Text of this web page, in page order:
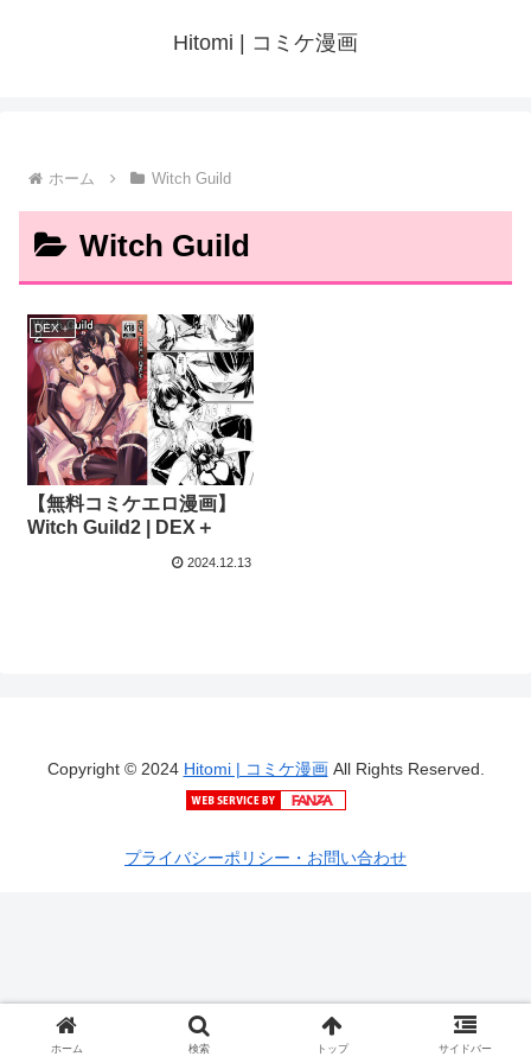
Hitomi | コミケ漫画
ホーム Witch Guild
Witch Guild
DEX＋
【無料コミケエロ漫画】
Witch Guild2 | DEX＋
2024.12.13
Copyright © 2024 Hitomi | コミケ漫画All Rights Reserved.
プライバシーポリシー・お問い合わせ
ホーム 検索 トップ サイドバー